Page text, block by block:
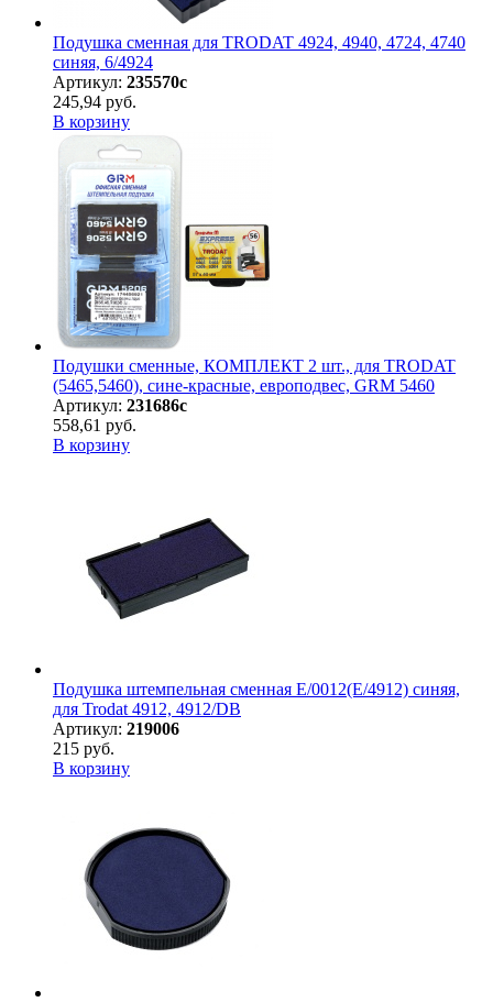
Подушка сменная для TRODAT 4924, 4940, 4724, 4740
синяя, 6/4924
Артикул: 235570с
245,94 руб.
В корзину
Подушки сменные, КОМПЛЕКТ 2 шт., для TRODAT
(5465,5460), сине-красные, европодвес, GRM 5460
Артикул: 231686с
558,61 руб.
В корзину
Подушка штемпельная сменная E/0012(E/4912) синяя,
для Trodat 4912, 4912/DB
Артикул: 219006
215 руб.
В корзину